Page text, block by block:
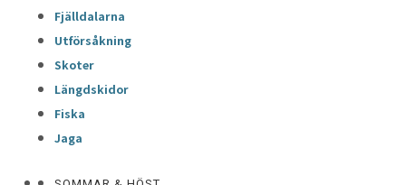
Fjälldalarna
Utförsåkning
Skoter
Längdskidor
Fiska
Jaga